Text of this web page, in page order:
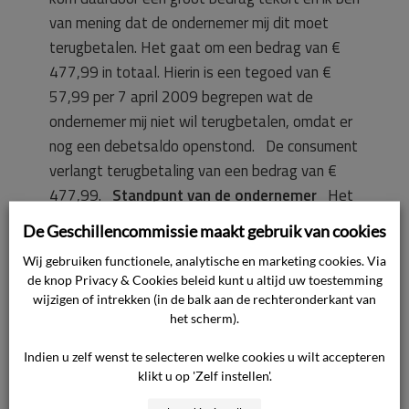
van mening dat de ondernemer mij dit moet
terugbetalen. Het gaat om een bedrag van €
477,99 in totaal. Hierin is een tegoed van €
57,99 per 7 april 2009 begrepen wat de
ondernemer mij niet wil terugbetalen, omdat er
nog een debetsaldo openstond. De consument
verlangt terugbetaling van een bedrag van €
477,99.Standpunt van de ondernemerHet
standpunt van de ondernemer luidt in
hoofdzaak als volgt. [naam ex-echtgenoot]
was onze contractant en om die reden moesten
wij gevolg geven aan zijn verzoek het contract
te beëindigen. [naam ex-echtgenoot] gaf in het
beëindigde tevens aan dat hij de consument
De Geschillencommissie maakt gebruik van cookies
Wij gebruiken functionele, analytische en marketing cookies. Via
de knop Privacy & Cookies beleid kunt u altijd uw toestemming
wijzigen of intrekken (in de balk aan de rechteronderkant van
het scherm).
Indien u zelf wenst te selecteren welke cookies u wilt accepteren
klikt u op 'Zelf instellen'.